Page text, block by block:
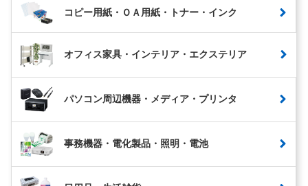
コピー用紙・ＯＡ用紙・トナー・インク
オフィス家具・インテリア・エクステリア
パソコン周辺機器・メディア・プリンタ
事務機器・電化製品・照明・電池